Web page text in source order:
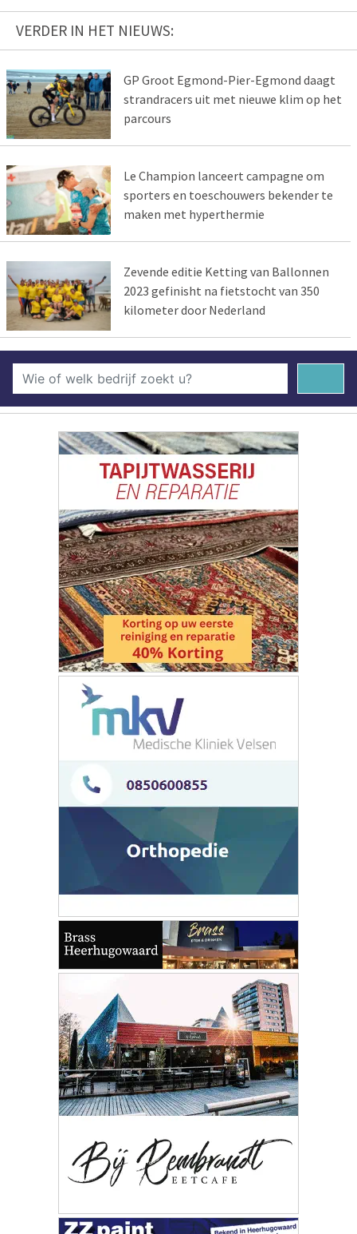
VERDER IN HET NIEUWS:
GP Groot Egmond-Pier-Egmond daagt
strandracers uit met nieuwe klim op het
parcours
Le Champion lanceert campagne om
sporters en toeschouwers bekender te
maken met hyperthermie
Zevende editie Ketting van Ballonnen
2023 gefinisht na fietstocht van 350
kilometer door Nederland